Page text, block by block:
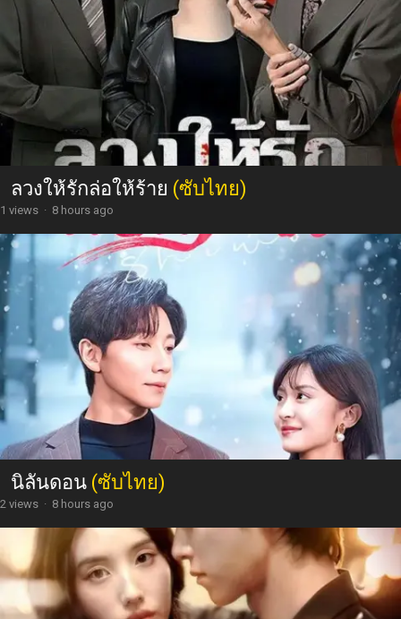
ลวงให้รักล่อให้ร้าย (ซับไทย)
1 views · 8 hours ago
นิลันดอน (ซับไทย)
2 views · 8 hours ago